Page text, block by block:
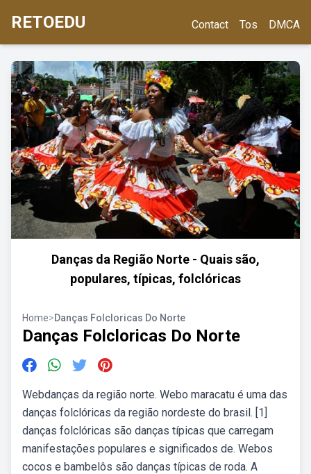
RETOEDU Contact Tos DMCA
Danças da Região Norte - Quais são,
populares, típicas, folclóricas
Home>Danças Folcloricas Do Norte
Danças Folcloricas Do Norte
Webdanças da região norte. Webo maracatu é uma das
danças folclóricas da região nordeste do brasil. [1]
danças folclóricas são danças típicas que carregam
manifestações populares e significados de. Webos
cocos e bambelôs são danças típicas de roda. A